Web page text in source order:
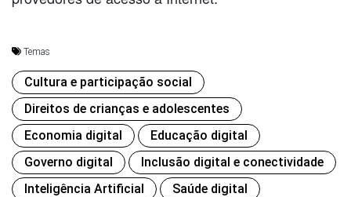
Temas
Cultura e participação social
Direitos de crianças e adolescentes
Economia digital
Educação digital
Governo digital
Inclusão digital e conectividade
Inteligência Artificial
Saúde digital